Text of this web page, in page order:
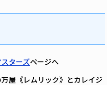
ターズページへ
屋《レムリック》とカレイジ